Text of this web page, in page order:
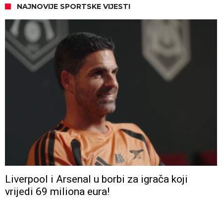
NAJNOVIJE SPORTSKE VIJESTI
Liverpool i Arsenal u borbi za igrača koji
vrijedi 69 miliona eura!